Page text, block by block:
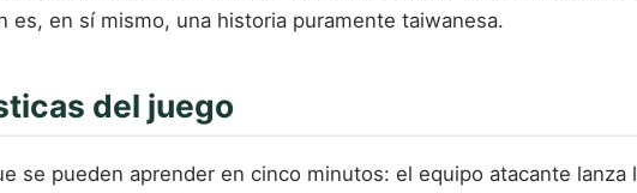
es, en sí mismo, una historia puramente taiwanesa.
del juego
se pueden aprender en cinco minutos: el equipo atacante